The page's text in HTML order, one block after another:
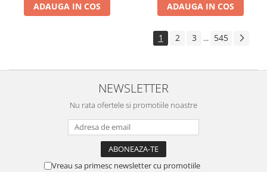
ADAUGA IN COS ADAUGA IN COS
1 2 3 ... 545
NEWSLETTER
Nu rata ofertele si promotiile noastre
Vreau sa primesc newsletter cu promotiile